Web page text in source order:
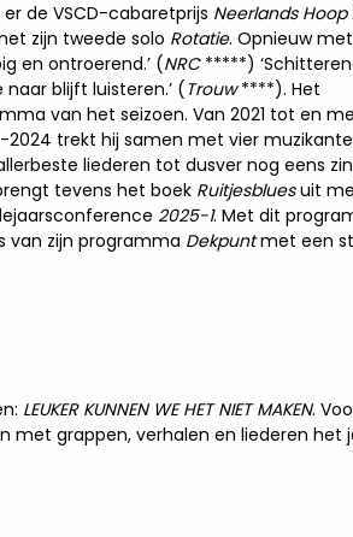
de VSCD-cabaretprijs Neerlands Hoop
zijn tweede solo Rotatie. Opnieuw
en ontroerend.’ (NRC *****)
blijft luisteren.’ (Trouw****). Het
van het seizoen. Van 2021 tot en
2024 trekt hij samen met vier
liederen tot dusver nog eens
tevens het boek Ruitjesbluesuit
2025-1. Met dit
van zijn programma Dekpuntmet een
LEUKER KUNNEN WE HET NIET MAKEN.
met grappen, verhalen en liederen het